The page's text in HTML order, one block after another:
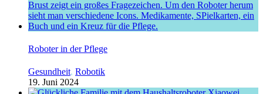
Roboter in der Pflege
Gesundheit, Robotik
19. Juni 2024